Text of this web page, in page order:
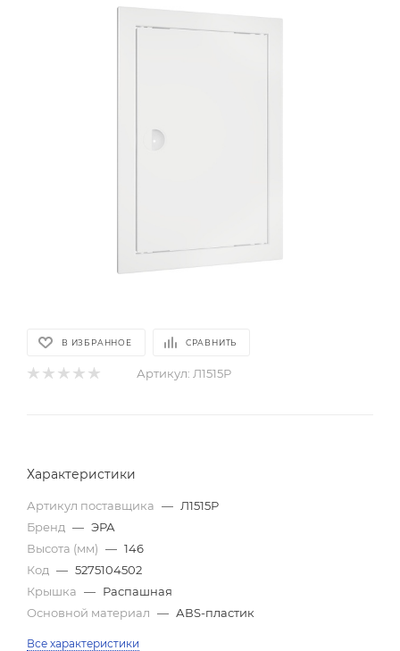
В ИЗБРАННОЕ СРАВНИТЬ
Артикул: Л1515Р
Характеристики
Артикул поставщика — Л1515Р
Бренд — ЭРА
Высота (мм) — 146
Код — 5275104502
Крышка — Распашная
Основной материал — АВS-пластик
Все характеристики